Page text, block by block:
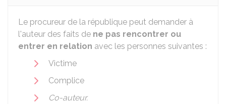
Le procureur de la république peut demander à
l'auteur des faits de ne pas rencontrer ou
entrer en relation avec les personnes suivantes :
Victime
Complice
Co-auteur.